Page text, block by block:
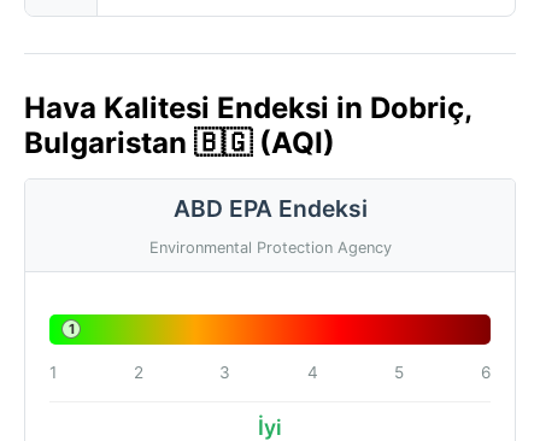
Hava Kalitesi Endeksi in Dobriç,
Bulgaristan 🇧🇬 (AQI)
ABD EPA Endeksi
Environmental Protection Agency
1
1 2 3 4 5 6
İyi